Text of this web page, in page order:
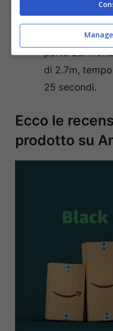
Voltaggio
performance
parte del
di 2.7m,
25 secondi.
Ecco le
prodotto su